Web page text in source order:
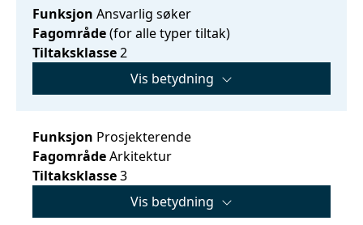
Funksjon Ansvarlig søker
Fagområde(for alle typer tiltak)
Tiltaksklasse2
Vis betydning
Funksjon Prosjekterende
FagområdeArkitektur
Tiltaksklasse3
Vis betydning